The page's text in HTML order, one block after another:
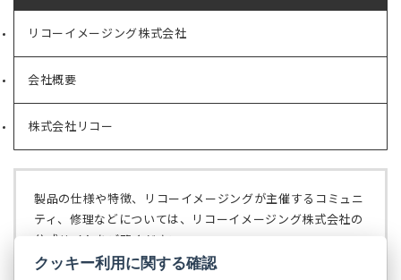
リコーイメージング株式会社
（新
タ
ブ
で
開
く）
会社概要
（新
タ
ブ
で
く）
株式会社リコー
（新
ブ
で
開
製品の仕様や特徴、リコーイメージングが主催するコミュニ
ティ、修理などについては、リコーイメージング株式会社の
公式サイトをご覧ください。
リコーイメージング株式会社の公式サイト
（新
クッキー利用に関する確認